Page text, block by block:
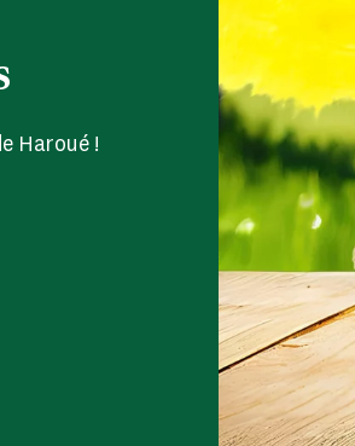
Haroué !